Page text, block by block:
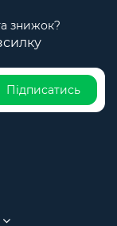
знижок?
Підписатись